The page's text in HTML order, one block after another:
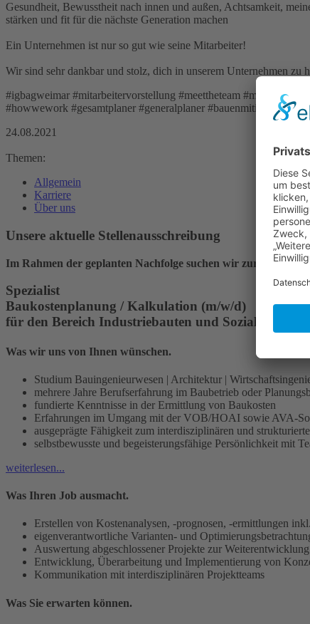
Gesundheit, Bewusstheit nach innen und außen, Achtsamkeit,
stärken und fit für die nächste Generation machen
Ein Unternehmen ist nur so gut wie seine Mitarbeiter!
Wir sind sehr dankbar und stolz, dich in unserem Unternehmen zu
#igbagweimar #mitarbeitervorstellung #meettheteam #mitarbeiter
#howwework #gesamtplaner #generalplaner #bauenmitigb
24.08.2021
Themen:
Allgemein
Karriere
Über uns
Unsere aktuelle Stellenausschreibung
Im Rahmen der geplanten Nachfolge suchen wir zur
Spezialist
Baukostenplanung / Kalkulation (m/w/d)
für den Bereich Industriebauten und
Was wir uns von Ihnen wünschen.
Studium Bauingenieurwesen | Architektur |
mehrere Jahre Berufserfahrung im Baubetrieb oder
fundierte Kenntnisse in der Ermittlung von Baukosten
Erfahrungen im Umgang mit der VOB/HOAI sowie AVA-
ausgeprägte Fähigkeit zum interdisziplinären und
selbstbewusste und begeisterungsfähige Persönlichkeit mit
weiterlesen...
Was Ihren Job ausmacht.
Erstellen von Kostenanalysen, -prognosen, -ermittlungen
eigenverantwortliche Varianten- und
Auswertung abgeschlossener Projekte zur
Entwicklung, Überarbeitung und Implementierung von
Kommunikation mit interdisziplinären Projektteams
Was Sie erwarten können.